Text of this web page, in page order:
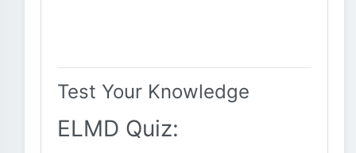
Test Your Knowledge
ELMD Quiz: